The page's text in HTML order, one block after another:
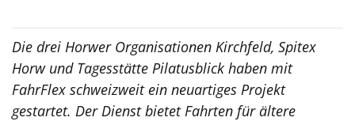
Die drei Horwer Organisationen Kirchfeld, Spitex
Horw und Tagesstätte Pilatusblick haben mit
FahrFlex schweizweit ein neuartiges Projekt
gestartet. Der Dienst bietet Fahrten für ältere